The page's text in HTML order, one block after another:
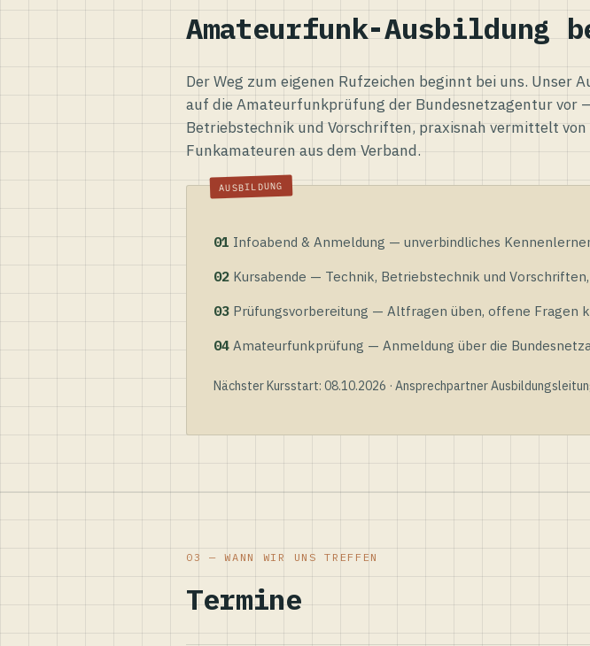
Amateurfunk-Ausbildung
Der Weg zum eigenen Rufzeichen beginnt bei uns. Unser
auf die Amateurfunkprüfung der Bundesnetzagentur vor
Betriebstechnik und Vorschriften, praxisnah vermittelt
Funkamateuren aus dem Verband.
01 Infoabend & Anmeldung — unverbindliches
02 Kursabende — Technik, Betriebstechnik und
03 Prüfungsvorbereitung — Altfragen üben, offene Fragen
04 Amateurfunkprüfung — Anmeldung über die
Nächster Kursstart: 08.10.2026 · Ansprechpartner
03 — WANN WIR UNS TREFFEN
Termine